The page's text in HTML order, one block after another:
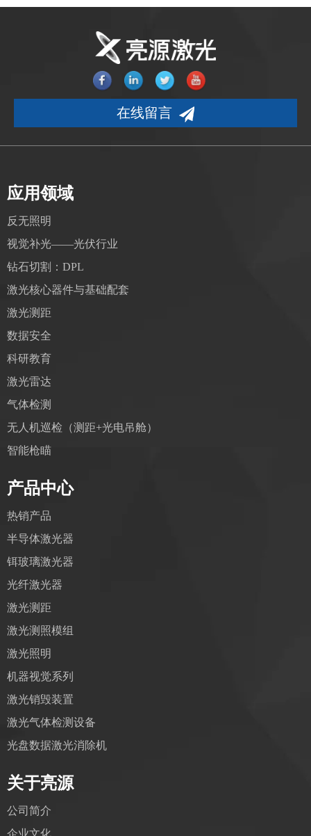
在线留言
应用领域
反无照明
视觉补光——光伏行业
钻石切割：DPL
激光核心器件与基础配套
激光测距
数据安全
科研教育
激光雷达
气体检测
无人机巡检（测距+光电吊舱）
智能枪瞄
产品中心
热销产品
半导体激光器
铒玻璃激光器
光纤激光器
激光测距
激光测照模组
激光照明
机器视觉系列
激光销毁装置
激光气体检测设备
光盘数据激光消除机
关于亮源
公司简介